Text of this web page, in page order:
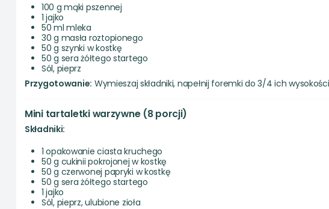
100 g mąki pszennej
1 jajko
50 ml mleka
30 g masła roztopionego
50 g szynki w kostkę
50 g sera żółtego startego
Sól, pieprz
Przygotowanie: Wymieszaj składniki, napełnij foremki do 3/4 ich
Mini tartaletki warzywne (8 porcji)
Składniki:
1 opakowanie ciasta kruchego
50 g cukinii pokrojonej w kostkę
50 g czerwonej papryki w kostkę
50 g sera żółtego startego
1 jajko
Sól, pieprz, ulubione zioła